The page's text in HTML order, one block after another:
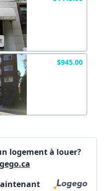
$945.00
logement à louer?